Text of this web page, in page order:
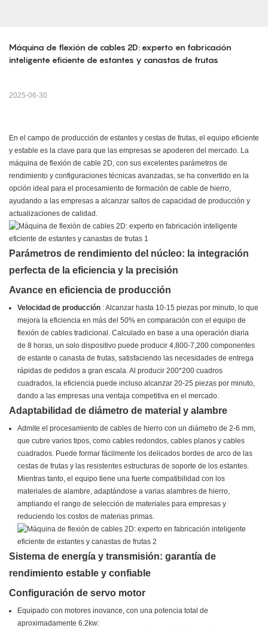
Máquina de flexión de cables 2D: experto en fabricación
inteligente eficiente de estantes y canastas de frutas
2025-06-30
En el campo de producción de estantes y cestas de frutas, el equipo eficiente
y estable es la clave para que las empresas se apoderen del mercado. La
máquina de flexión de cable 2D, con sus excelentes parámetros de
rendimiento y configuraciones técnicas avanzadas, se ha convertido en la
opción ideal para el procesamiento de formación de cable de hierro,
ayudando a las empresas a alcanzar saltos de capacidad de producción y
actualizaciones de calidad.
Parámetros de rendimiento del núcleo: la integración
perfecta de la eficiencia y la precisión
Avance en eficiencia de producción
Velocidad de producción : Alcanzar hasta 10-15 piezas por minuto, lo que
mejora la eficiencia en más del 50% en comparación con el equipo de
flexión de cables tradicional. Calculado en base a una operación diaria
de 8 horas, un solo dispositivo puede producir 4,800-7,200 componentes
de estante o canasta de frutas, satisfaciendo las necesidades de entrega
rápidas de pedidos a gran escala. Al producir 200*200 cuadros
cuadrados, la eficiencia puede incluso alcanzar 20-25 piezas por minuto,
dando a las empresas una ventaja competitiva en el mercado.
Adaptabilidad de diámetro de material y alambre
Admite el procesamiento de cables de hierro con un diámetro de 2-6 mm,
que cubre varios tipos, como cables redondos, cables planos y cables
cuadrados. Puede formar fácilmente los delicados bordes de arco de las
cestas de frutas y las resistentes estructuras de soporte de los estantes.
Mientras tanto, el equipo tiene una fuerte compatibilidad con los
materiales de alambre, adaptándose a varias alambres de hierro,
ampliando el rango de selección de materiales para empresas y
reduciendo los costos de materias primas.
Sistema de energía y transmisión: garantía de
rendimiento estable y confiable
Configuración de servo motor
Equipado con motores inovance, con una potencia total de
aproximadamente 6.2kw: